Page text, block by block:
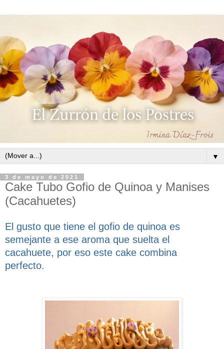
▼
3 de mayo de 2021
Cake Tubo Gofio de Quinoa y Manises
(Cacahuetes)
El gusto que tiene el gofio de quinoa es
semejante a ese aroma que suelta el
cacahuete, por eso este cake combina
perfecto.